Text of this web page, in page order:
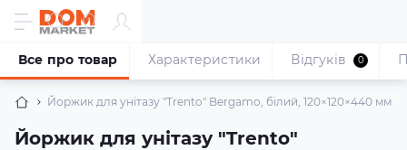
Йоржик для унітазу "Trento" Bergamo, білий, 120×120×440 мм
Йоржик для унітазу "Trento"
Все про товар Характеристики Відгуків 0